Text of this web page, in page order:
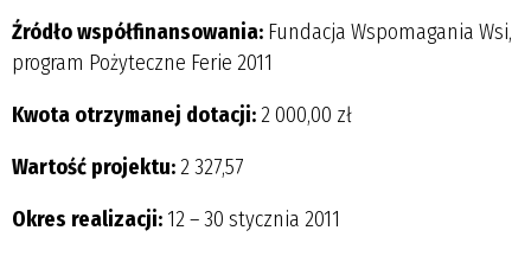
Źródło współfinansowania: Fundacja Wspomagania Wsi,
program Pożyteczne Ferie 2011
Kwota otrzymanej dotacji:2 000,00 zł
Wartość projektu:2 327,57
Okres realizacji: 12 – 30 stycznia 2011